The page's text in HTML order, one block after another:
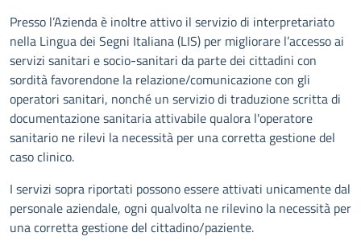
Presso l’Azienda è inoltre attivo il servizio di interpretariato
nella Lingua dei Segni Italiana (LIS) per migliorare l’accesso ai
servizi sanitari e socio-sanitari da parte dei cittadini con
sordità favorendone la relazione/comunicazione con gli
operatori sanitari, nonché un servizio di traduzione scritta di
documentazione sanitaria attivabile qualora l'operatore
sanitario ne rilevi la necessità per una corretta gestione del
caso clinico.
I servizi sopra riportati possono essere attivati unicamente dal
personale aziendale, ogni qualvolta ne rilevino la necessità per
una corretta gestione del cittadino/paziente.